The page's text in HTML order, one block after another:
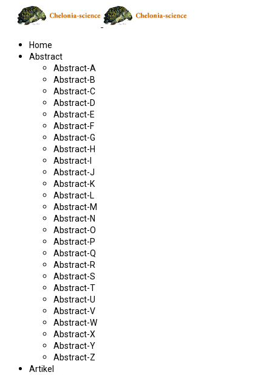
Home
Abstract
Abstract-A
Abstract-B
Abstract-C
Abstract-D
Abstract-E
Abstract-F
Abstract-G
Abstract-H
Abstract-I
Abstract-J
Abstract-K
Abstract-L
Abstract-M
Abstract-N
Abstract-O
Abstract-P
Abstract-Q
Abstract-R
Abstract-S
Abstract-T
Abstract-U
Abstract-V
Abstract-W
Abstract-X
Abstract-Y
Abstract-Z
Artikel